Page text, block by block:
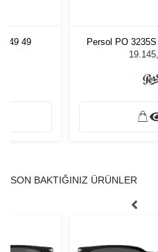
49
Persol PO
Güneş
SON BAKTIĞINIZ ÜRÜNLER